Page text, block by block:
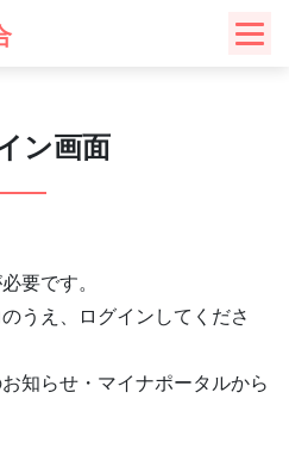
ン画面
要です。
うえ、ログインしてくださ
知らせ・マイナポータルから